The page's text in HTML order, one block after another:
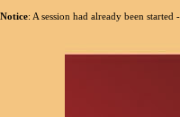
Notice: A session had already been